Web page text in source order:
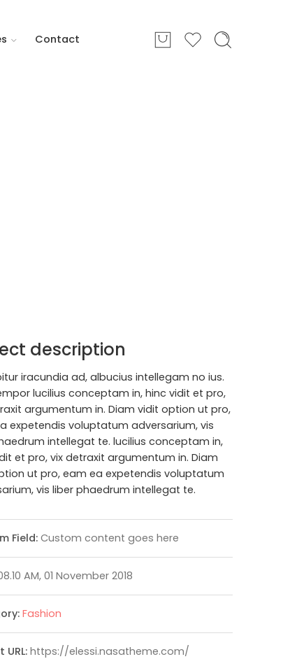
Contact
description
iracundia ad, albucius intellegam no ius.
lucilius conceptam in, hinc vidit et pro,
argumentum in. Diam vidit option ut pro,
expetendis voluptatum adversarium, vis
intellegat te. lucilius conceptam in,
et pro, vix detraxit argumentum in. Diam
ut pro, eam ea expetendis voluptatum
vis liber phaedrum intellegat te.
Field: Custom content goes here
AM, 01 November 2018
Fashion
URL: https://elessi.nasatheme.com/